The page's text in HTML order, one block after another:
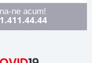
ne acum!